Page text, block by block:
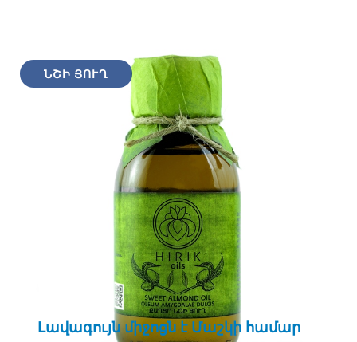
Լավագույն միջոցն է Մաշկի համար
ՆՇԻ ՅՈՒՂ